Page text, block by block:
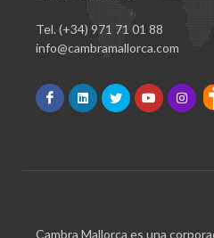
Tel. (+34) 971 71 01 88
info@cambramallorca.com
Cambra Mallorca es una